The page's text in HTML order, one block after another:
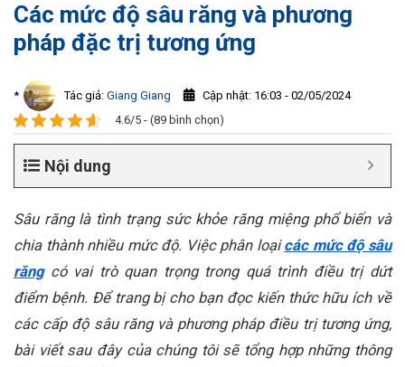
Các mức độ sâu răng và phương
pháp đặc trị tương ứng
* Tác giả: Giang Giang
Cập nhật: 16:03 - 02/05/2024
4.6/5 - (89 bình chọn)
Nội dung
Sâu răng là tình trạng sức khỏe răng miệng phổ biến và
chia thành nhiều mức độ. Việc phân loạicác mức độ sâu
răngcó vai trò quan trọng trong quá trình điều trị dứt
điểm bệnh. Để trang bị cho bạn đọc kiến thức hữu ích về
các cấp độ sâu răng và phương pháp điều trị tương ứng,
bài viết sau đây của chúng tôi sẽ tổng hợp những thông